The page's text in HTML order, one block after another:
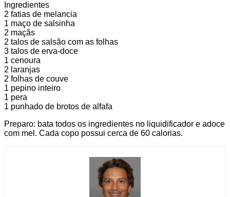
Ingredientes
2 fatias de melancia
1 maço de salsinha
2 maçãs
2 talos de salsão com as folhas
3 talos de erva-doce
1 cenoura
2 laranjas
2 folhas de couve
1 pepino inteiro
1 pera
1 punhado de brotos de alfafa
Preparo: bata todos os ingredientes no liquidificador e adoce
com mel. Cada copo possui cerca de 60 calorias.